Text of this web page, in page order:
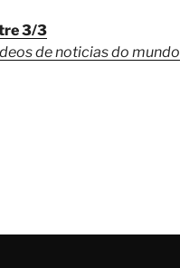
3/3
de noticias do mundo